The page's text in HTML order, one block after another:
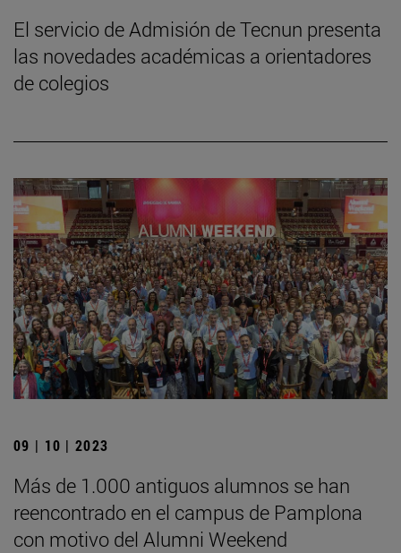
El servicio de Admisión de Tecnun presenta
las novedades académicas a orientadores
de colegios
09 | 10 | 2023
Más de 1.000 antiguos alumnos se han
reencontrado en el campus de Pamplona
con motivo del Alumni Weekend